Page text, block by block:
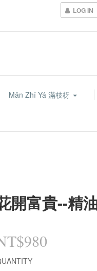
LOG IN
Mǎn Zhī Yá 滿枝枒
開富貴--精